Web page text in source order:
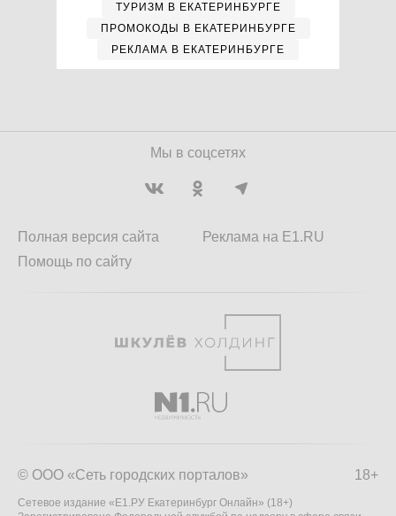
ТУРИЗМ В ЕКАТЕРИНБУРГЕ
ПРОМОКОДЫ В ЕКАТЕРИНБУРГЕ
РЕКЛАМА В ЕКАТЕРИНБУРГЕ
Мы в соцсетях
Полная версия сайта
Помощь по сайту
Реклама на E1.RU
18+
© ООО «Сеть городских порталов»
Сетевое издание «Е1.РУ Екатеринбург Онлайн» (18+)